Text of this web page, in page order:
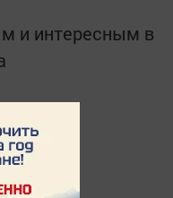
и интересным в
в
MАХ: